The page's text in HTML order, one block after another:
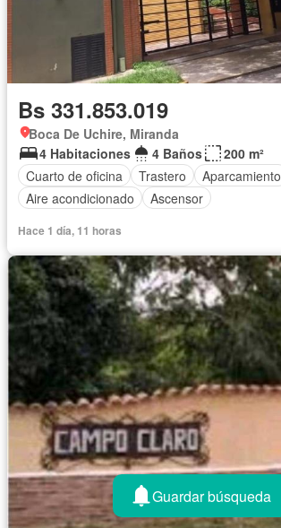
Bs 331.853.019
Boca De Uchire, Miranda
4 Habitaciones
4 Baños
200 m²
Cuarto de oficina
Trastero
Aparcamiento
Aire acondicionado
Ascensor
Hace 1 día, 11 horas
Guardar búsqueda